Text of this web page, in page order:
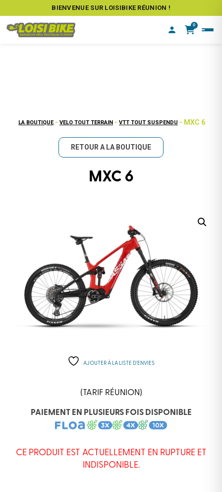
BIENVENUE SUR LOISIBIKE RÉUNION !
0
LA BOUTIQUE - VELO TOUT TERRAIN - VTT TOUT SUSPENDU - MXC 6
RETOUR A LA BOUTIQUE
MXC 6
AJOUTER À LA LISTE D’ENVIES
(TARIF RÉUNION)
PAIEMENT EN PLUSIEURS FOIS DISPONIBLE
CE PRODUIT EST ACTUELLEMENT EN RUPTURE ET
INDISPONIBLE.